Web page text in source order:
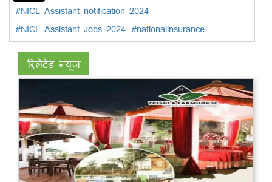
#NICL Assistant notification 2024
#NICL Assistant Jobs 2024 #nationalinsurance
रिलेटेड न्यूज़